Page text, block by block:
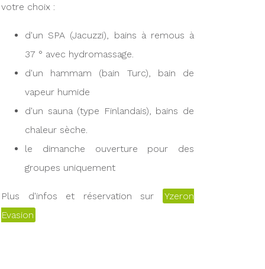
votre choix :
d'un SPA (Jacuzzi), bains à remous à
37 ° avec hydromassage.
d'un hammam (bain Turc), bain de
vapeur humide
d'un sauna (type Finlandais), bains de
chaleur sèche.
le dimanche ouverture pour des
groupes uniquement
Plus d'infos et réservation sur
Yzeron
Evasion